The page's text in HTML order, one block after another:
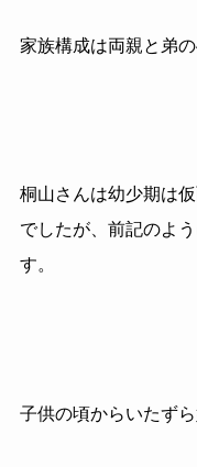
家族構成は両親と弟の
桐山さんは幼少期は
でしたが、前記のよ
す。
子供の頃からいたず